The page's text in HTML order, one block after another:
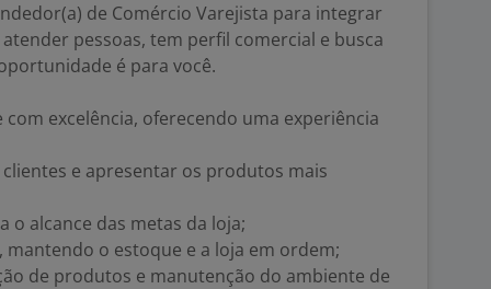
de Comércio Varejista para integrar
pessoas, tem perfil comercial e busca
é para você.
excelência, oferecendo uma experiência
e apresentar os produtos mais
o alcance das metas da loja;
o estoque e a loja em ordem;
de produtos e manutenção do ambiente de